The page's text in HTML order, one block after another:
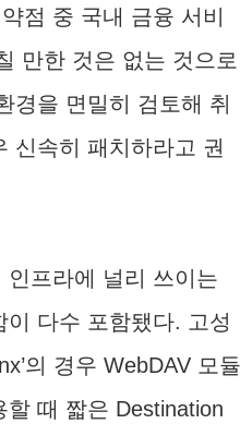
점 중 국내 금융 서비
만한 것은 없는 것으로
경을 면밀히 검토해 취
신속히 패치하라고 권
프라에 널리 쓰이는
다수 포함됐다. 고성
의 경우 WebDAV 모듈
때 짧은 Destination